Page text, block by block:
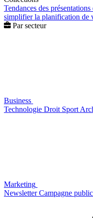
Tendances des
simplifier la planification de
Par secteur
Business
Technologie Droit Sport
Marketing
Newsletter Campagne